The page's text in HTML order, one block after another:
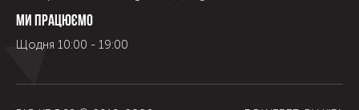
Ми працюємо
Щодня 10:00 - 19:00